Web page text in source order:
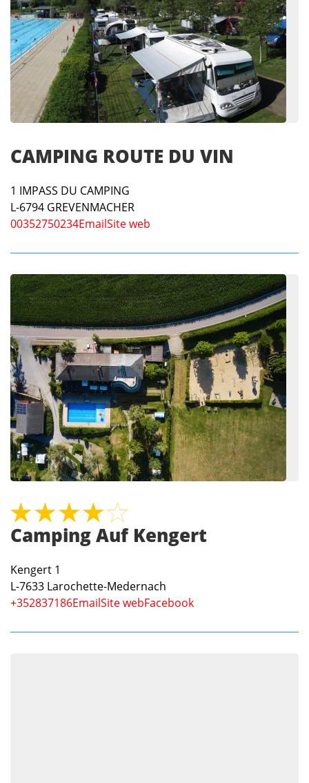
CAMPING ROUTE DU VIN
1 IMPASS DU CAMPING
L-6794 GREVENMACHER
00352750234EmailSite web
Camping Auf Kengert
Kengert 1
L-7633 Larochette-Medernach
+352837186EmailSite webFacebook